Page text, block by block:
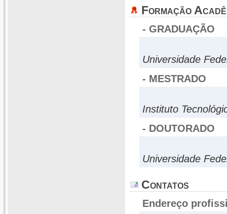
Formação
- GRADUAÇÃO
Universidade
- MESTRADO
Instituto
- DOUTORADO
Universidade
Contatos
Endereço